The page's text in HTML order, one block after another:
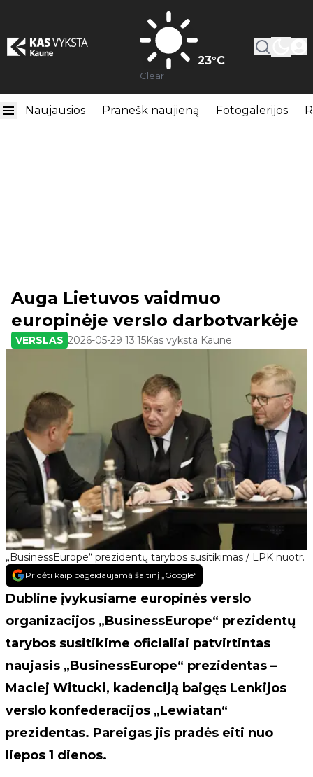
23°C
Clear
Naujausios Pranešk naujieną Fotogalerijos
„BusinessEurope“ prezidentų tarybos susitikimas / LPK nuotr.
Auga Lietuvos vaidmuo
europinėje verslo darbotvarkėje
VERSLAS 2026-05-29 13:15Kas vyksta Kaune
Pridėti kaip pageidaujamą šaltinį „Google“
Dubline įvykusiame europinės verslo
organizacijos „BusinessEurope“ prezidentų
tarybos susitikime oficialiai patvirtintas
naujasis „BusinessEurope“ prezidentas –
Maciej Witucki, kadenciją baigęs Lenkijos
verslo konfederacijos „Lewiatan“
prezidentas. Pareigas jis pradės eiti nuo
liepos 1 dienos.